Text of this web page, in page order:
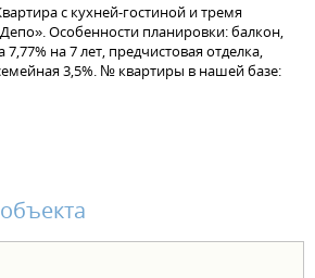
с кухней-гостиной и тремя
Особенности планировки: балкон,
на 7 лет, предчистовая отделка,
3,5%. № квартиры в нашей базе: